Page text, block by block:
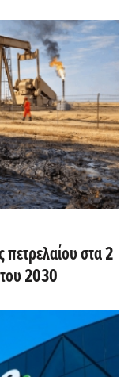
στα 2
2030